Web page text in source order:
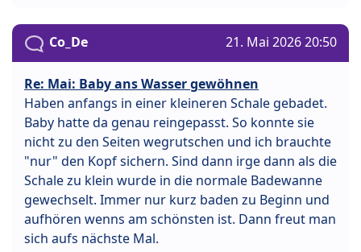
Co_De 21. Mai 2026 20:50
Re: Mai: Baby ans Wasser gewöhnen
Haben anfangs in einer kleineren Schale gebadet.
Baby hatte da genau reingepasst. So konnte sie
nicht zu den Seiten wegrutschen und ich brauchte
"nur" den Kopf sichern. Sind dann irge dann als die
Schale zu klein wurde in die normale Badewanne
gewechselt. Immer nur kurz baden zu Beginn und
aufhören wenns am schönsten ist. Dann freut man
sich aufs nächste Mal.